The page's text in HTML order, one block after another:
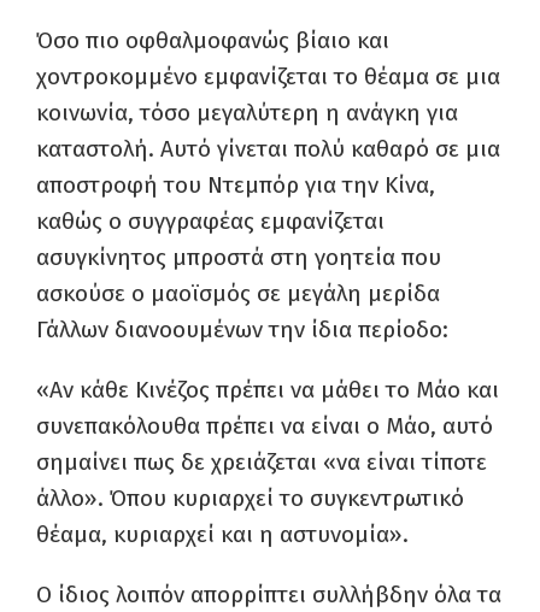
Όσο πιο οφθαλμοφανώς βίαιο και
χοντροκομμένο εμφανίζεται το θέαμα σε μια
κοινωνία, τόσο μεγαλύτερη η ανάγκη για
καταστολή. Αυτό γίνεται πολύ καθαρό σε μια
αποστροφή του Ντεμπόρ για την Κίνα,
καθώς ο συγγραφέας εμφανίζεται
ασυγκίνητος μπροστά στη γοητεία που
ασκούσε ο μαοϊσμός σε μεγάλη μερίδα
Γάλλων διανοουμένων την ίδια περίοδο:
«Αν κάθε Κινέζος πρέπει να μάθει το Μάο και
συνεπακόλουθα πρέπει να είναι ο Μάο, αυτό
σημαίνει πως δε χρειάζεται «να είναι τίποτε
άλλο». Όπου κυριαρχεί το συγκεντρωτικό
θέαμα, κυριαρχεί και η αστυνομία».
Ο ίδιος λοιπόν απορρίπτει συλλήβδην όλα τα